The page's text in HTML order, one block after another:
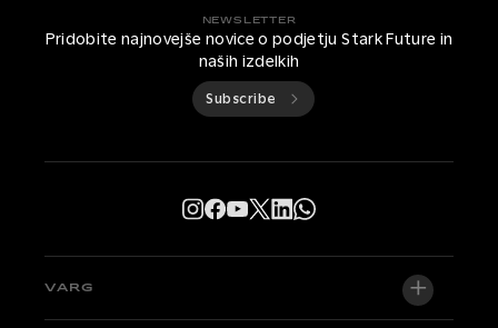
NEWSLETTER
Pridobite najnovejše novice o podjetju Stark Future in
naših izdelkih
Subscribe
VARG